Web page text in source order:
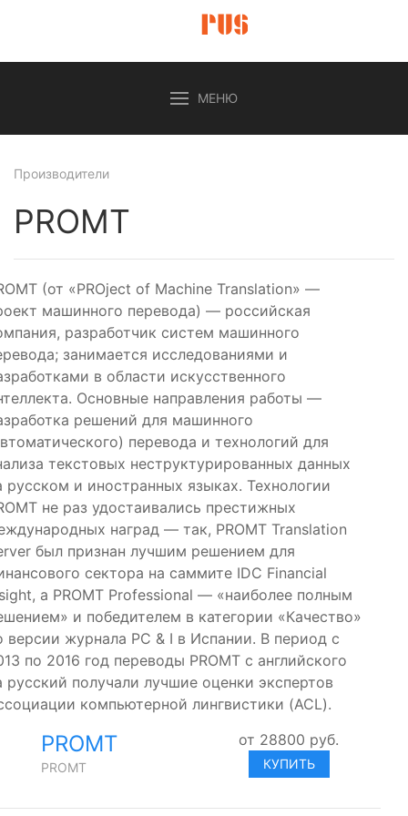
МЕНЮ
Производители
PROMT
(от «PROject of Machine Translation» —
машинного перевода) — российская
разработчик систем машинного
занимается исследованиями и
в области искусственного
Основные направления работы —
решений для машинного
перевода и технологий для
текстовых неструктурированных данных
русском и иностранных языках. Технологии
не раз удостаивались престижных
наград — так, PROMT Translation
был признан лучшим решением для
сектора на саммите IDC Financial
а PROMT Professional — «наиболее полным
и победителем в категории «Качество»
версии журнала PC & I в Испании. В период с
по 2016 год переводы PROMT с английского
русский получали лучшие оценки экспертов
компьютерной лингвистики (ACL).
PROMT
PROMT
от 28800 руб.
КУПИТЬ